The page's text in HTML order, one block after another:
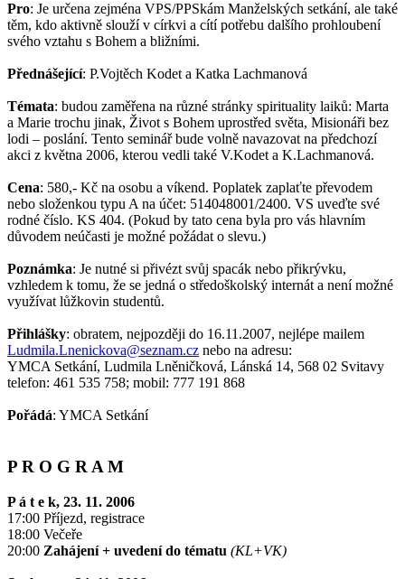
Pro: Je určena zejména VPS/PPSkám Manželských setkání, ale také
těm, kdo aktivně slouží v církvi a cítí potřebu dalšího prohloubení
svého vztahu s Bohem a bližními.
Přednášející: P.Vojtěch Kodet a Katka Lachmanová
Témata: budou zaměřena na různé stránky spirituality laiků: Marta
a Marie trochu jinak, Život s Bohem uprostřed světa, Misionáři bez
lodi – poslání. Tento seminář bude volně navazovat na předchozí
akci z května 2006, kterou vedli také V.Kodet a K.Lachmanová.
Cena: 580,- Kč na osobu a víkend. Poplatek zaplaťte převodem
nebo složenkou typu A na účet: 514048001/2400. VS uveďte své
rodné číslo. KS 404. (Pokud by tato cena byla pro vás hlavním
důvodem neúčasti je možné požádat o slevu.)
Poznámka: Je nutné si přivézt svůj spacák nebo přikrývku,
vzhledem k tomu, že se jedná o středoškolský internát a není možné
využívat lůžkovin studentů.
Přihlášky: obratem, nejpozději do 16.11.2007, nejlépe mailem
Ludmila.Lnenickova@seznam.cz nebo na adresu:
YMCA Setkání, Ludmila Lněničková, Lánská 14, 568 02 Svitavy
telefon: 461 535 758; mobil: 777 191 868
Pořádá: YMCA Setkání
P R O G R A M
P á t e k, 23. 11. 2006
17:00 Příjezd, registrace
18:00 Večeře
20:00 Zahájení + uvedení do tématu (KL+VK)